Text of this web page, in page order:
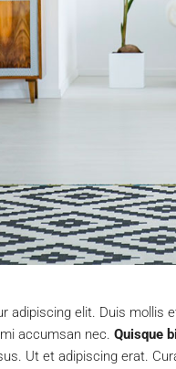
adipiscing elit. Duis mollis
accumsan nec. Quisque
Ut et adipiscing erat.